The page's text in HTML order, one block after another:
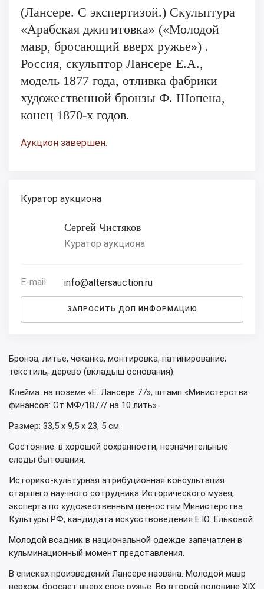
(Лансере. С экспертизой.) Скульптура
«Арабская джигитовка» («Молодой
мавр, бросающий вверх ружье») .
Россия, скульптор Лансере Е.А.,
модель 1877 года, отливка фабрики
художественной бронзы Ф. Шопена,
конец 1870-х годов.
Аукцион завершен.
Куратор аукциона
Сергей Чистяков
Куратор аукциона
E-mail: info@altersauction.ru
ЗАПРОСИТЬ ДОП.ИНФОРМАЦИЮ
Бронза, литье, чеканка, монтировка, патинирование;
текстиль, дерево (вкладыш основания).
Клейма: на поземе «Е. Лансере 77», штамп «Министерства
финансов: От МФ/1877/ на 10 лить».
Размер: 33,5 х 9,5 х 23, 5 см.
Состояние: в хорошей сохранности, незначительные
следы бытования.
Историко-культурная атрибуционная консультация
старшего научного сотрудника Исторического музея,
эксперта по художественным ценностям Министерства
Культуры РФ, кандидата искусствоведения Е.Ю. Ельковой.
Молодой всадник в национальной одежде запечатлен в
кульминационный момент представления.
В списках произведений Лансере названа: Молодой мавр
верхом, бросает вверх свое ружье. Во второй половине XIX